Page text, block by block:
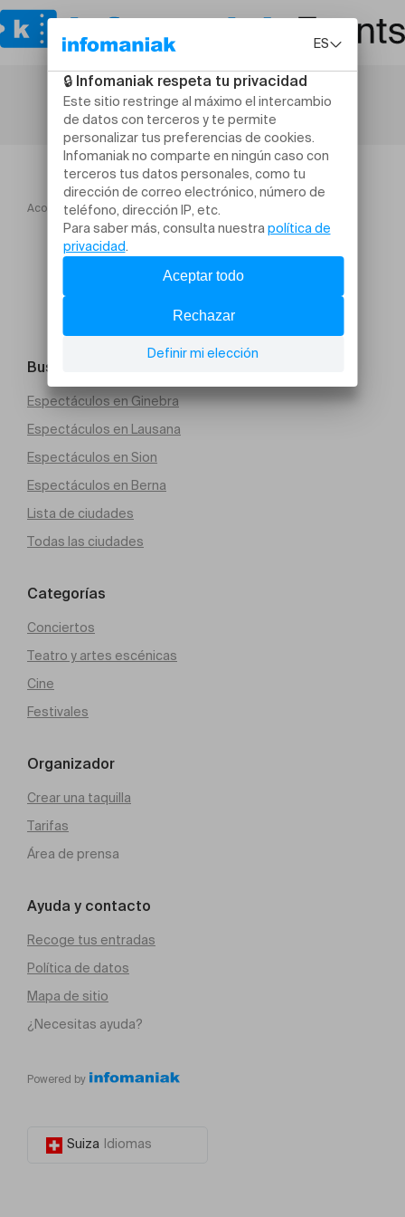
Acogida Tous uniques
Buscar un evento
Espectáculos en Ginebra
Espectáculos en Lausana
Espectáculos en Sion
Espectáculos en Berna
Lista de ciudades
Todas las ciudades
Categorías
Conciertos
Teatro y artes escénicas
Cine
Festivales
Organizador
Crear una taquilla
Tarifas
Área de prensa
Ayuda y contacto
Recoge tus entradas
Política de datos
Mapa de sitio
¿Necesitas ayuda?
Powered by
Suiza Idiomas